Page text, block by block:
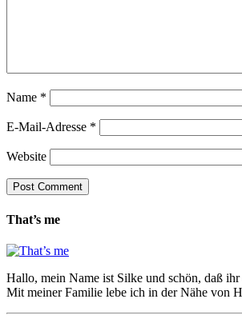
Name *
E-Mail-Adresse *
Website
That’s me
Hallo, mein Name ist Silke und schön, daß
Mit meiner Familie lebe ich in der Nähe von